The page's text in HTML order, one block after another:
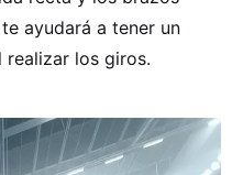
ayudará a tener un
los giros.